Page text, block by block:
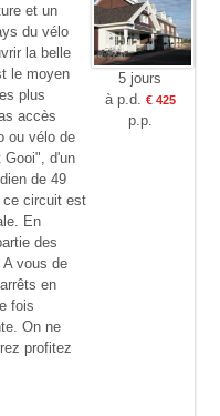
et un
du vélo
la belle
le moyen
plus
accès
ou vélo de
Gooi", d'un
de 49
ce circuit est
En
des
A vous de
en
fois
On ne
profitez
5 jours
à p.d.
€ 425
p.p.